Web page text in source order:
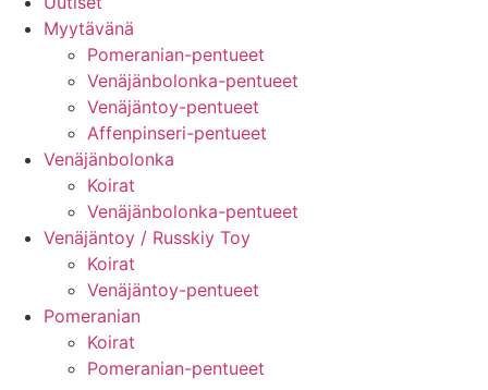
Myytävänä
Pomeranian-pentueet
Venäjänbolonka-pentueet
Venäjäntoy-pentueet
Affenpinseri-pentueet
Venäjänbolonka
Koirat
Venäjänbolonka-pentueet
Venäjäntoy / Russkiy Toy
Koirat
Venäjäntoy-pentueet
Pomeranian
Koirat
Pomeranian-pentueet